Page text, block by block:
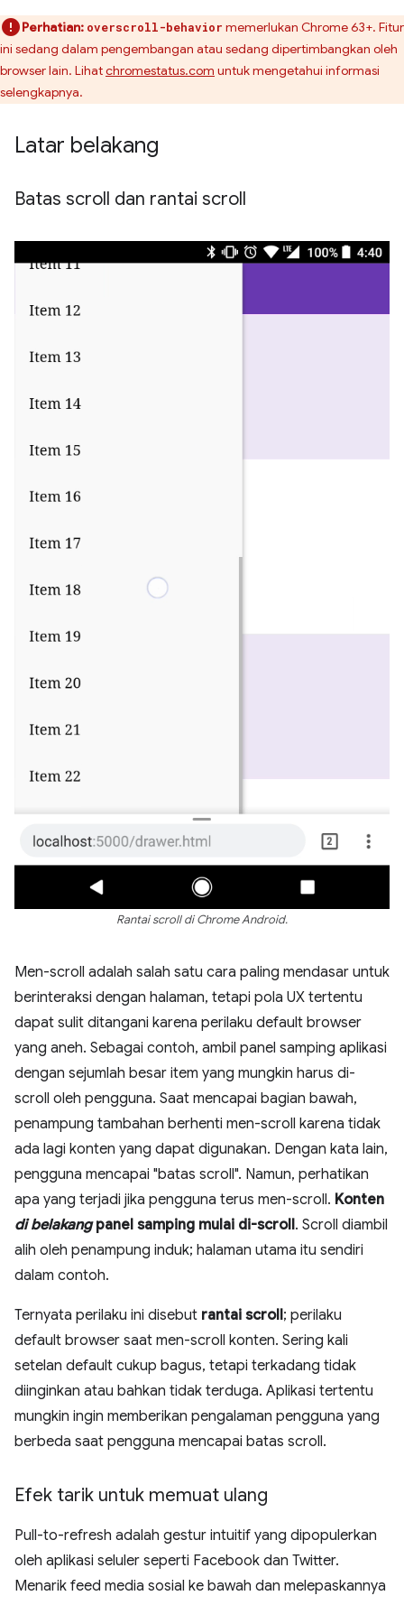
Perhatian: overscroll-behavior memerlukan Chrome 63+. Fitur
ini sedang dalam pengembangan atau sedang dipertimbangkan oleh
browser lain. Lihatchromestatus.com untuk mengetahui informasi
selengkapnya.
Latar belakang
Batas scroll dan rantai scroll
Rantai scroll di Chrome Android.
Men-scroll adalah salah satu cara paling mendasar untuk
berinteraksi dengan halaman, tetapi pola UX tertentu
dapat sulit ditangani karena perilaku default browser
yang aneh. Sebagai contoh, ambil panel samping aplikasi
dengan sejumlah besar item yang mungkin harus di-
scroll oleh pengguna. Saat mencapai bagian bawah,
penampung tambahan berhenti men-scroll karena tidak
ada lagi konten yang dapat digunakan. Dengan kata lain,
pengguna mencapai "batas scroll". Namun, perhatikan
apa yang terjadi jika pengguna terus men-scroll. Konten
di belakangpanel samping mulai di-scroll. Scroll diambil
alih oleh penampung induk; halaman utama itu sendiri
dalam contoh.
Ternyata perilaku ini disebut rantai scroll; perilaku
default browser saat men-scroll konten. Sering kali
setelan default cukup bagus, tetapi terkadang tidak
diinginkan atau bahkan tidak terduga. Aplikasi tertentu
mungkin ingin memberikan pengalaman pengguna yang
berbeda saat pengguna mencapai batas scroll.
Efek tarik untuk memuat ulang
Pull-to-refresh adalah gestur intuitif yang dipopulerkan
oleh aplikasi seluler seperti Facebook dan Twitter.
Menarik feed media sosial ke bawah dan melepaskannya